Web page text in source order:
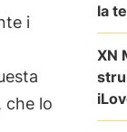
i
che lo
la
XN